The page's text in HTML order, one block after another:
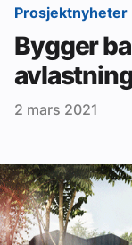
Redaksjonen
Om Byggfakta
Annonsere
Tips oss
Prosjektnyheter
Bygger
2 mars 2021